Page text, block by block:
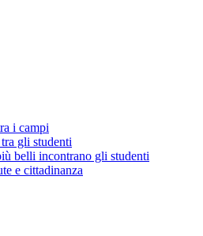
i campi
gli studenti
belli incontrano gli studenti
e cittadinanza